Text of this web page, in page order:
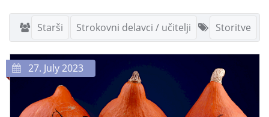
Starši Strokovni delavci / učitelji Storitve
27. July 2023